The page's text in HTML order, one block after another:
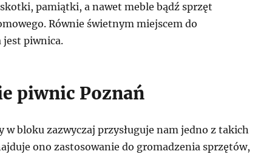
pamiątki, a nawet meble bądź sprzęt
Równie świetnym miejscem do
jest piwnica.
piwnic Poznań
w bloku zazwyczaj przysługuje nam jedno z takich
ono zastosowanie do gromadzenia sprzętów,